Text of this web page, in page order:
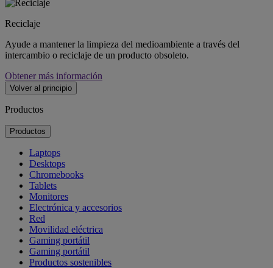
Reciclaje
Ayude a mantener la limpieza del medioambiente a través del
intercambio o reciclaje de un producto obsoleto.
Obtener más información
Volver al principio
Productos
Productos
Laptops
Desktops
Chromebooks
Tablets
Monitores
Electrónica y accesorios
Red
Movilidad eléctrica
Gaming portátil
Gaming portátil
Productos sostenibles